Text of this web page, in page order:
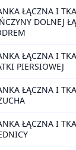
ŁĄCZNA I
DOLNEJ
ŁĄCZNA I
PIERSIOWEJ
ŁĄCZNA I
ŁĄCZNA I